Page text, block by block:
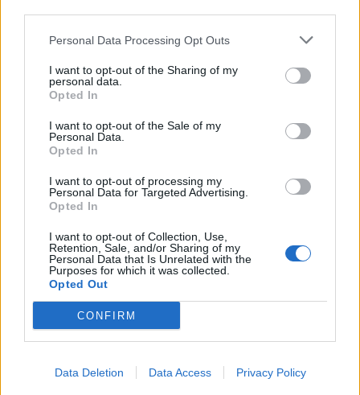
Personal Data Processing Opt Outs
I want to opt-out of the Sharing of my
personal data.
Opted In
I want to opt-out of the Sale of my
Personal Data.
Opted In
I want to opt-out of processing my
Personal Data for Targeted Advertising.
Opted In
I want to opt-out of Collection, Use,
Retention, Sale, and/or Sharing of my
Personal Data that Is Unrelated with the
Purposes for which it was collected.
Opted Out
CONFIRM
Data Deletion Data Access Privacy Policy